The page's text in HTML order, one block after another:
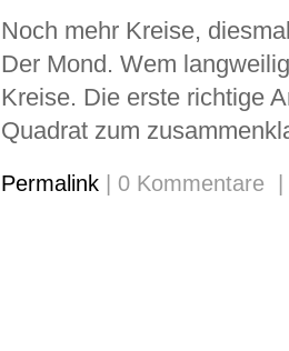
Noch mehr Kreise,
Der Mond. Wem
Kreise. Die erste richtige
Quadrat zum
Permalink | 0 Kommentare |